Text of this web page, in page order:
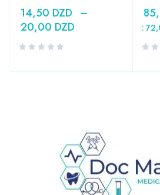
14,50 DZD –
20,00 DZD
: